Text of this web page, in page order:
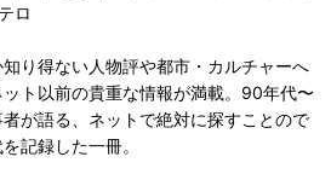
ロ
り得ない人物評や都市・カルチャーへ
ト以前の貴重な情報が満載。90年代〜
が語る、ネットで絶対に探すことので
記録した一冊。